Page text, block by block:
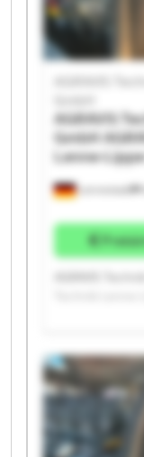
Lippe GmbH
Lennestadt
AGRAVIS
AGRAVIS
GmbH
Lenne-
AGRAVIS
Lippe GmbH
Technik Lenne-
Lippe GmbH
AGRAVIS
Technik
Lippe GmbH
AGRAVIS